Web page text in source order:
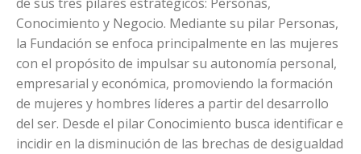
Conocimiento y Negocio. Mediante su pilar Personas,
la Fundación se enfoca principalmente en las mujeres
con el propósito de impulsar su autonomía personal,
empresarial y económica, promoviendo la formación
de mujeres y hombres líderes a partir del desarrollo
del ser. Desde el pilar Conocimiento busca identificar e
incidir en la disminución de las brechas de desigualdad